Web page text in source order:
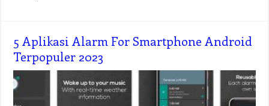
5 Aplikasi Alarm For Smartphone Android
Terpopuler 2023